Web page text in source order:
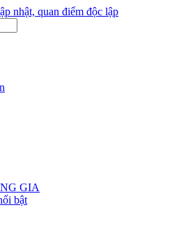
nhật, quan điểm độc lập
GIA
bật